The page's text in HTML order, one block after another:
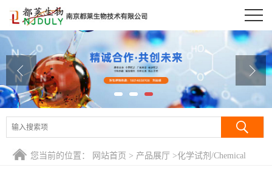
公司首页
公司介绍
公司动态
产品展厅
证书荣誉
您当前的位置： 网站首页 > 产品展厅 >化学试剂/Chemical